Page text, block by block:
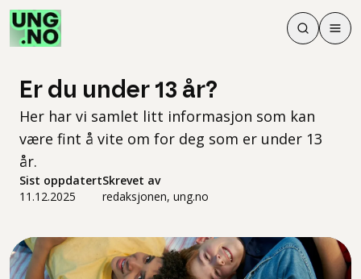
Søk
Søk
Meny
Er du under 13 år?
Her har vi samlet litt informasjon som kan
være fint å vite om for deg som er under 13
år.
Sist oppdatert
11.12.2025
Skrevet av
redaksjonen, ung.no